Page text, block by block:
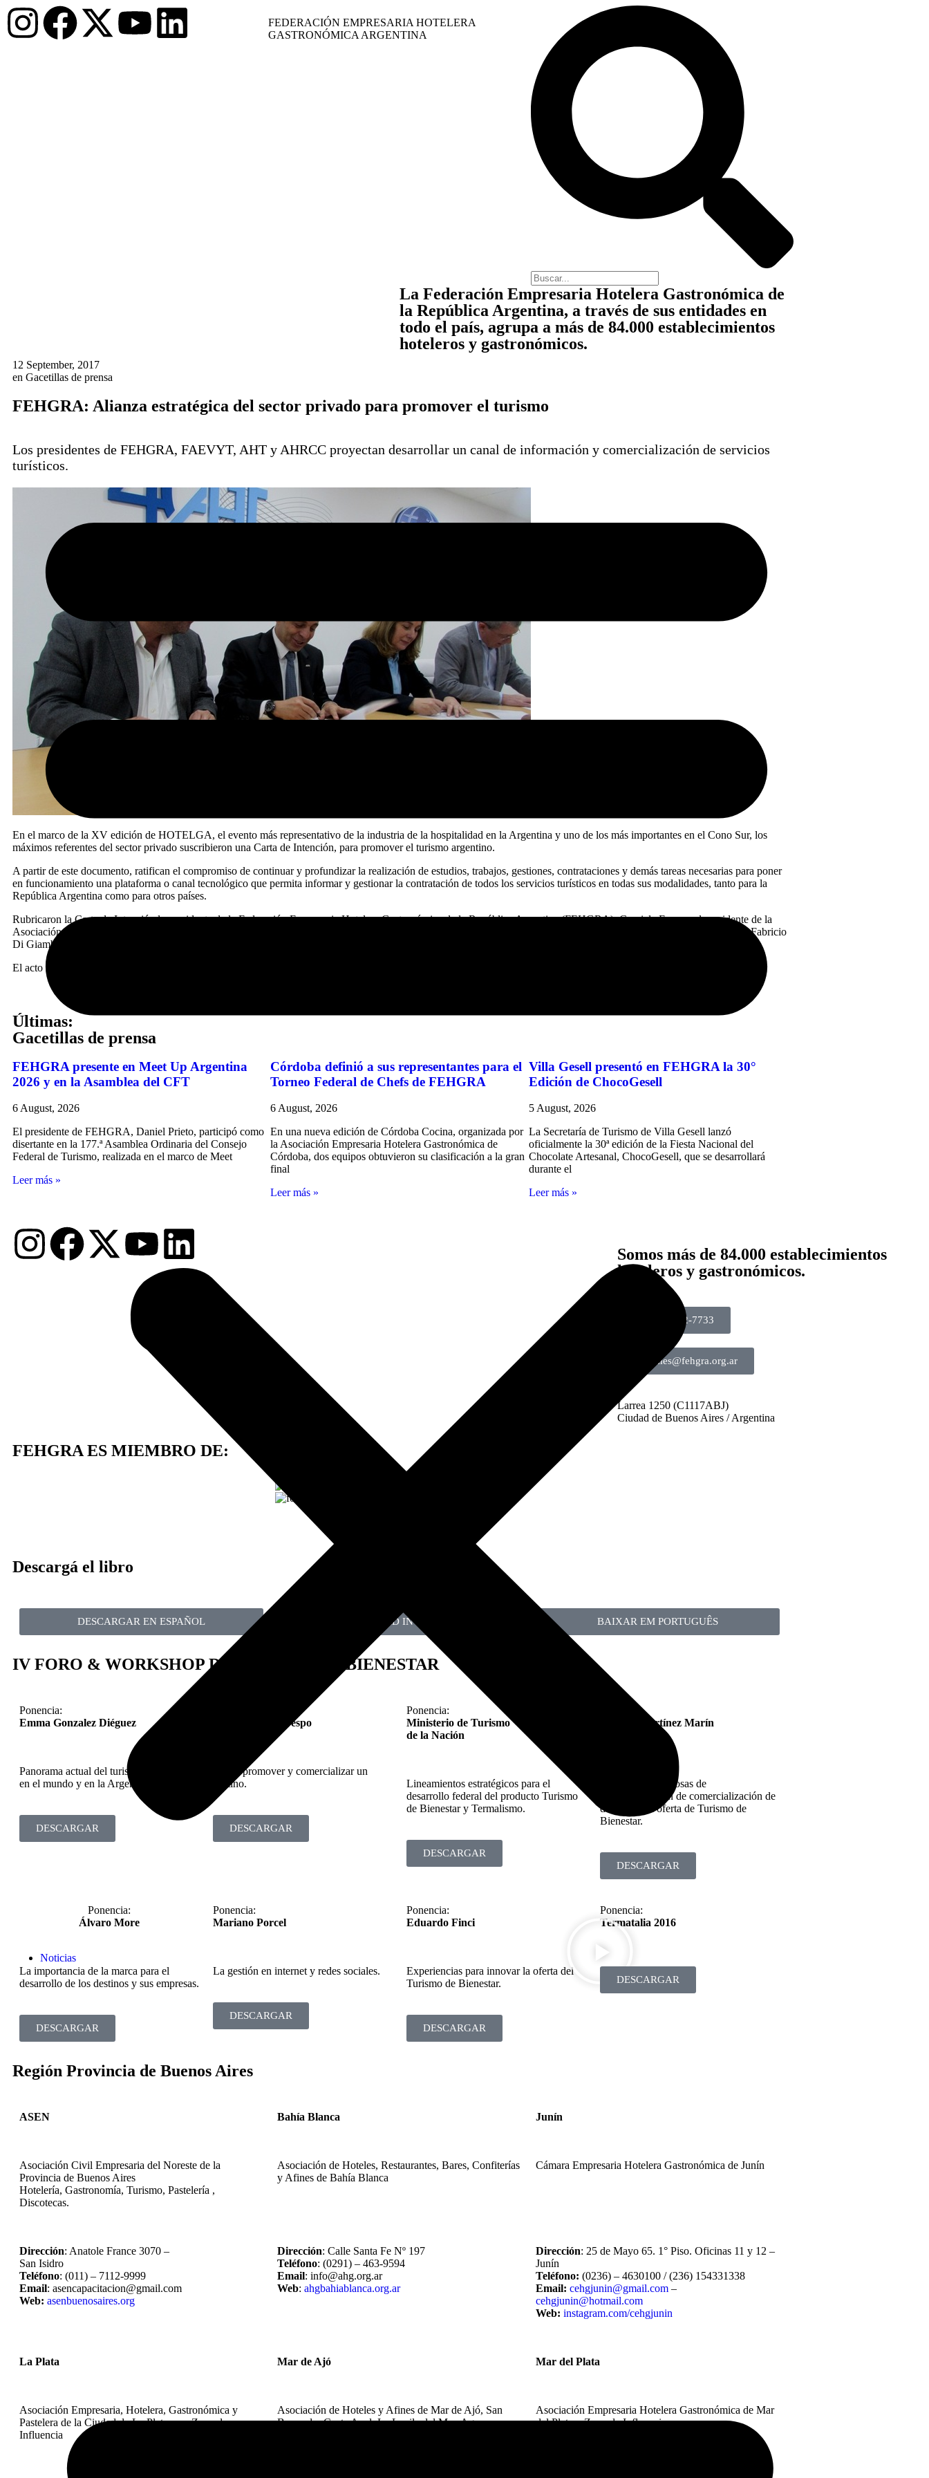
FEDERACIÓN EMPRESARIA HOTELERA
GASTRONÓMICA ARGENTINA
La Federación Empresaria Hotelera Gastronómica de
la República Argentina, a través de sus entidades en
todo el país, agrupa a más de 84.000 establecimientos
hoteleros y gastronómicos.
12 September, 2017
en Gacetillas de prensa
Noticias
FEHGRA: Alianza estratégica del sector privado para promover el turismo
Los presidentes de FEHGRA, FAEVYT, AHT y AHRCC proyectan desarrollar un canal de información y comercialización de servicios
turísticos.
En el marco de la XV edición de HOTELGA, el evento más representativo de la industria de la hospitalidad en la Argentina y uno de los más importantes en el Cono Sur, los
máximos referentes del sector privado suscribieron una Carta de Intención, para promover el turismo argentino.
A partir de este documento, ratifican el compromiso de continuar y profundizar la realización de estudios, trabajos, gestiones, contrataciones y demás tareas necesarias para poner
en funcionamiento una plataforma o canal tecnológico que permita informar y gestionar la contratación de todos los servicios turísticos en todas sus modalidades, tanto para la
República Argentina como para otros países.
Rubricaron la Carta de Intención la presidente de la Federación Empresaria Hotelera Gastronómica de la República Argentina (FEHGRA), Graciela Fresno; el presidente de la
Asociación de Hoteles de Turismo de la República Argentina (AHT), Aldo Elías; el presidente de la Federación Argentina de Empresas de Viajes y Turismo (FAEVYT), Fabricio
Di Giambatista; y el presidente de la Asociación de Hoteles, Restaurantes, Confiterías y Cafés (AHRCC), Camilo Suárez.
El acto se llevó a cabo el 7 de septiembre, en el stand institucional de FEHGRA y AHT.
Últimas:
Gacetillas de prensa
FEHGRA presente en Meet Up Argentina
2026 y en la Asamblea del CFT
6 August, 2026
El presidente de FEHGRA, Daniel Prieto, participó como
disertante en la 177.ª Asamblea Ordinaria del Consejo
Federal de Turismo, realizada en el marco de Meet
Leer más »
Córdoba definió a sus representantes para el
Torneo Federal de Chefs de FEHGRA
6 August, 2026
En una nueva edición de Córdoba Cocina, organizada por
la Asociación Empresaria Hotelera Gastronómica de
Córdoba, dos equipos obtuvieron su clasificación a la gran
final
Leer más »
Villa Gesell presentó en FEHGRA la 30°
Edición de ChocoGesell
5 August, 2026
La Secretaría de Turismo de Villa Gesell lanzó
oficialmente la 30ª edición de la Fiesta Nacional del
Chocolate Artesanal, ChocoGesell, que se desarrollará
durante el
Leer más »
Somos más de 84.000 establecimientos
hoteleros y gastronómicos.
+54 11 4822-7733
informes@fehgra.org.ar
Larrea 1250 (C1117ABJ)
Ciudad de Buenos Aires / Argentina
FEHGRA ES MIEMBRO DE:
Descargá el libro
DESCARGAR EN ESPAÑOL DOWNLOAD IN ENGLISH BAIXAR EM PORTUGUÊS
IV FORO & WORKSHOP DE TURISMO DE BIENESTAR​
Ponencia:
Emma Gonzalez Diéguez
Panorama actual del turismo de bienestar
en el mundo y en la Argentina.
DESCARGAR
Jorge Vallina Crespo
Cómo promover y comercializar un
destino.
DESCARGAR
Ponencia:
Ministerio de Turismo
de la Nación
Lineamientos estratégicos para el
desarrollo federal del producto Turismo
de Bienestar y Termalismo.
DESCARGAR
Ponencia:
Mamen Martínez Marín
Experiencias exitosas de
comercialización de comercialización de
destinos con oferta de Turismo de
Bienestar.
DESCARGAR
Ponencia:
Álvaro More
La importancia de la marca para el
desarrollo de los destinos y sus empresas.
DESCARGAR
Ponencia:
Mariano Porcel
La gestión en internet y redes sociales.
DESCARGAR
Ponencia:
Eduardo Finci
Experiencias para innovar la oferta del
Turismo de Bienestar.
DESCARGAR
Ponencia:
Termatalia 2016
DESCARGAR
Región Provincia de Buenos Aires
ASEN
Asociación Civil Empresaria del Noreste de la
Provincia de Buenos Aires
Hotelería, Gastronomía, Turismo, Pastelería ,
Discotecas.
Dirección: Anatole France 3070 –
San Isidro
Teléfono: (011) – 7112-9999
Email: asencapacitacion@gmail.com
Web: asenbuenosaires.org
Bahía Blanca
Asociación de Hoteles, Restaurantes, Bares, Confiterías
y Afines de Bahía Blanca
Dirección: Calle Santa Fe Nº 197
Teléfono: (0291) – 463-9594
Email: info@ahg.org.ar
Web:ahgbahiablanca.org.ar
Junín
Cámara Empresaria Hotelera Gastronómica de Junín
Dirección: 25 de Mayo 65. 1° Piso. Oficinas 11 y 12 –
Junín
Teléfono: (0236) – 4630100 / (236) 154331338
Email: cehgjunin@gmail.com–
cehgjunin@hotmail.com
Web: instagram.com/cehgjunin
La Plata
Asociación Empresaria, Hotelera, Gastronómica y
Pastelera de la Ciudad de La Plata y su Zona de
Influencia
Mar de Ajó
Asociación de Hoteles y Afines de Mar de Ajó, San
Bernardo, Costa Azul, La Lucila del Mar, Aguas
Mar del Plata
Asociación Empresaria Hotelera Gastronómica de Mar
del Plata y Zona de Influencia